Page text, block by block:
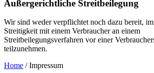
Außergerichtliche Streitbeilegung
Wir sind weder verpflichtet noch dazu bereit,
Streitigkeit mit einem Verbraucher an einem
Streitbeilegungsverfahren vor einer
teilzunehmen.
Home /Impressum